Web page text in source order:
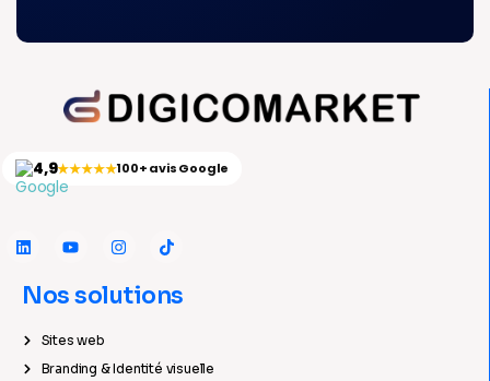
4,9★★★★★100+ avis Google
Nos solutions
Sites web
Branding & Identité visuelle